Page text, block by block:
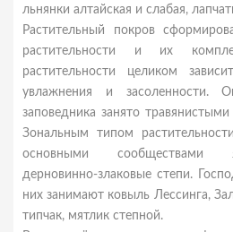
льнянки алтайская и слабая,
Растительный покров
растительности и их
растительности целиком
увлажнения и засоленности.
заповедника занято
Зональным типом
основными сообществами
дерновинно-злаковые степи.
них занимают ковыль Лессинга,
типчак, мятлик степной.